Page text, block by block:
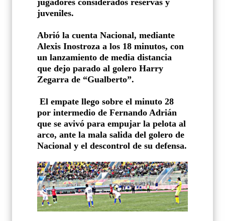
juveniles.
Abrió la cuenta Nacional, mediante
Alexis Inostroza a los 18 minutos, con
un lanzamiento de media distancia
que dejo parado al golero Harry
Zegarra de “Gualberto”.
El empate llego sobre el minuto 28
por intermedio de Fernando Adrián
que se avivó para empujar la pelota al
arco, ante la mala salida del golero de
Nacional y el descontrol de su defensa.